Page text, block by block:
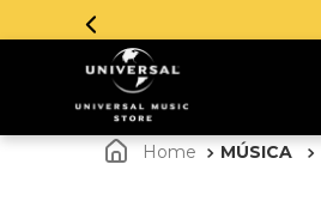
MÚSICA